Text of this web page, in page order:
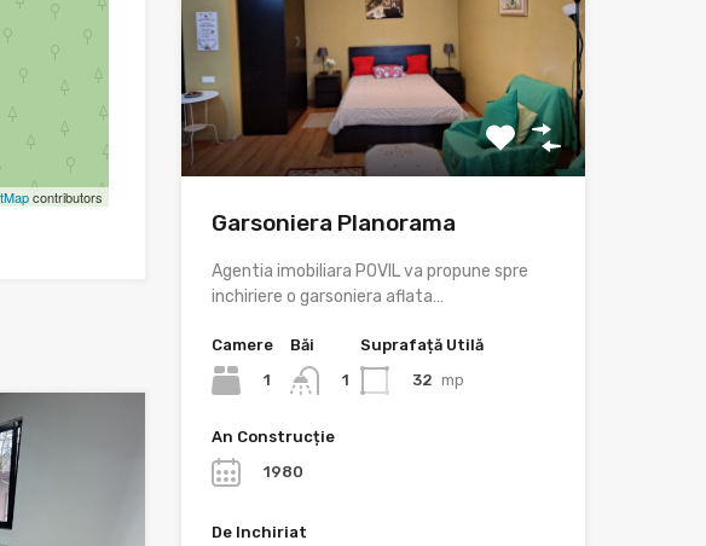
contributors
Garsoniera Planorama
Agentia imobiliara POVIL va propune spre
inchiriere o garsoniera aflata…
Camere
1
Băi
1
Suprafață Utilă
32 mp
An Construcție
1980
De Inchiriat